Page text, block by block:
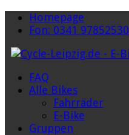
Homepage
Fon: 0341 97852530
FAQ
Alle Bikes
Fahrräder
E-Bike
Gruppen